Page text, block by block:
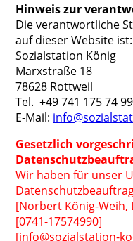
Hinweis zur
Die verantwortliche
auf dieser Website ist:
Sozialstation König
Marxstraße 18
78628 Rottweil
Tel. +49 741 175 74
E-Mail:
Gesetzlich
Wir haben für unser
[Norbert König-Weih,
[0741-17574990]
[info@sozialstation-